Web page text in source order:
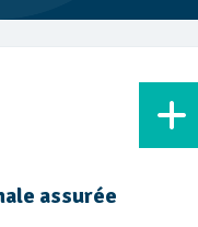
assurée